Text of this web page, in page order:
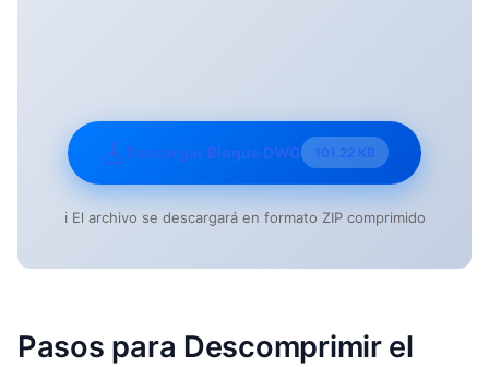
Descargar Bloque DWG 101.22 KB
ℹ️ El archivo se descargará en formato ZIP comprimido
Pasos para Descomprimir el